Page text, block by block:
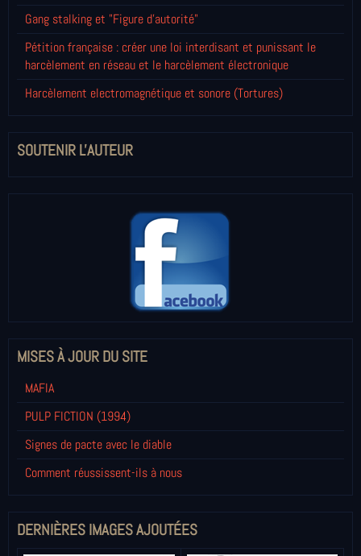
Gang stalking et "Figure d'autorité"
Pétition française : créer une loi interdisant et punissant le
harcèlement en réseau et le harcèlement électronique
Harcèlement electromagnétique et sonore (Tortures)
SOUTENIR L'AUTEUR
MISES À JOUR DU SITE
MAFIA
PULP FICTION (1994)
Signes de pacte avec le diable
Comment réussissent-ils à nous
DERNIÈRES IMAGES AJOUTÉES